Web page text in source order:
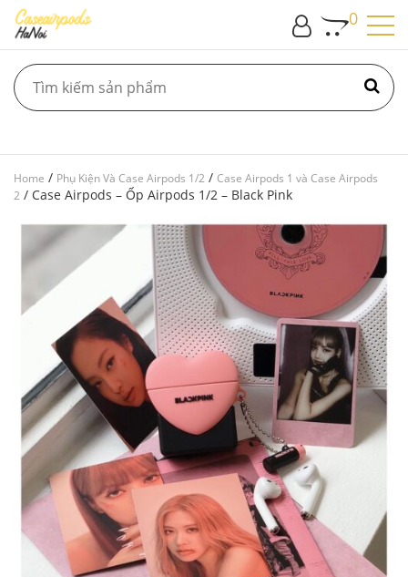
0
Home / Phụ Kiện Và Case Airpods 1/2 / Case Airpods 1 và Case Airpods
2 / Case Airpods – Ốp Airpods 1/2 – Black Pink